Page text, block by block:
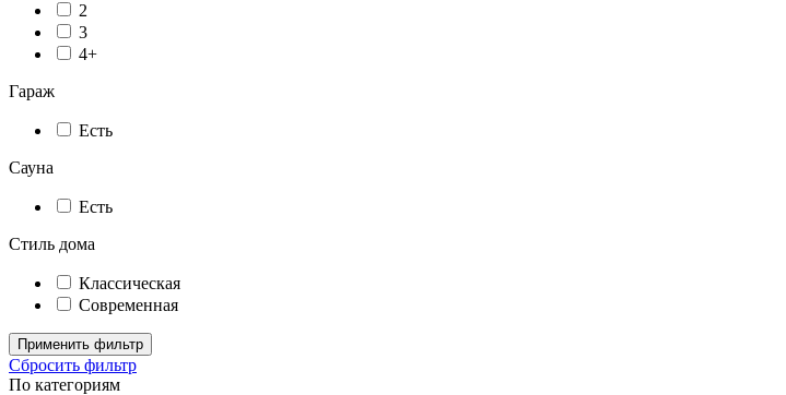
2
3
4+
Гараж
Есть
Сауна
Есть
Стиль дома
Классическая
Современная
Применить фильтр
Сбросить фильтр
По категориям